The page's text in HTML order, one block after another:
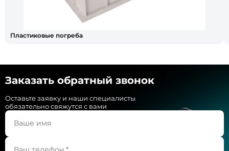
Пластиковые погреба
Заказать обратный звонок
Оставьте заявку и наши специалисты
обязательно свяжутся с вами